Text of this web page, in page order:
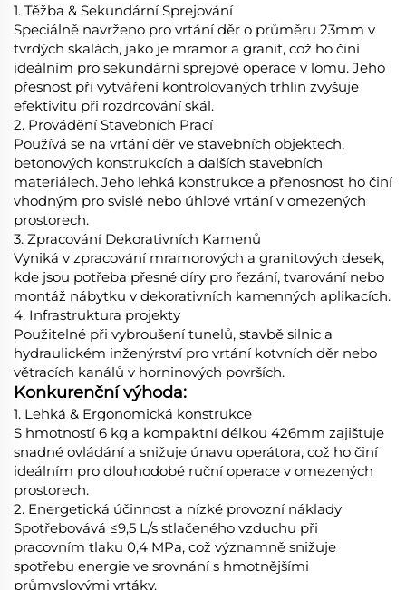
1.​​ Těžba & Sekundární Sprejování​​
Speciálně navrženo pro vrtání děr o průměru 23mm v
tvrdých skalách, jako je mramor a granit, což ho činí
ideálním pro sekundární sprejové operace v lomu. Jeho
přesnost při vytváření kontrolovaných trhlin zvyšuje
efektivitu při rozdrcování skál.
2.​​ Provádění Stavebních Prací​​
Používá se na vrtání děr ve stavebních objektech,
betonových konstrukcích a dalších stavebních
materiálech. Jeho lehká konstrukce a přenosnost ho činí
vhodným pro ​​svislé nebo úhlové vrtání​​ v omezených
prostorech.
3.​​ Zpracování Dekorativních Kamenů​​
Vyniká v zpracování mramorových a granitových desek,
kde jsou potřeba přesné díry pro řezání, tvarování nebo
montáž nábytku v dekorativních kamenných aplikacích.
4. Infrastruktura projekty
Použitelné při vybroušení tunelů, stavbě silnic a
hydraulickém inženýrství pro vrtání kotvních děr nebo
větracích kanálů v horninových površích.
Konkurenční výhoda:
1. Lehká & Ergonomická konstrukce
S hmotností 6 kg a kompaktní délkou 426mm zajišťuje
snadné ovládání a snižuje únavu operátora, což ho činí
ideálním pro dlouhodobé ruční operace v omezených
prostorech.
2. Energetická účinnost a nízké provozní náklady
Spotřebovává ≤9,5 L/s stlačeného vzduchu při
pracovním tlaku 0,4 MPa, což významně snižuje
spotřebu energie ve srovnání s hmotnějšími
průmyslovými vrtáky.